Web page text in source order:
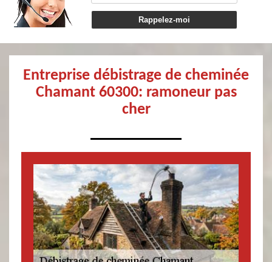
Entreprise débistrage de cheminée
Chamant 60300: ramoneur pas
cher